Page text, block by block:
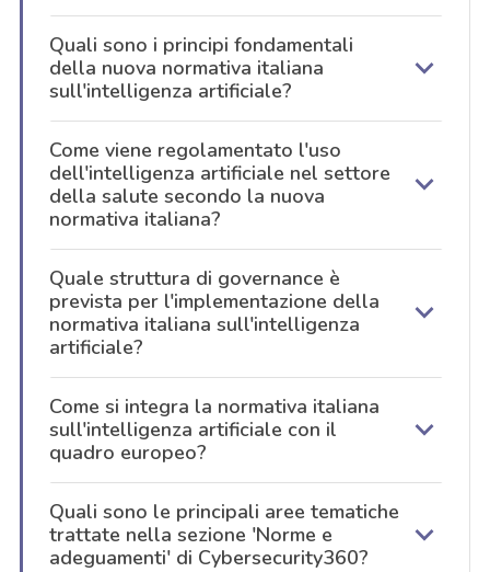
Quali sono i principi fondamentali
della nuova normativa italiana
sull'intelligenza artificiale?
Come viene regolamentato l'uso
dell'intelligenza artificiale nel settore
della salute secondo la nuova
normativa italiana?
Quale struttura di governance è
prevista per l'implementazione della
normativa italiana sull'intelligenza
artificiale?
Come si integra la normativa italiana
sull'intelligenza artificiale con il
quadro europeo?
Quali sono le principali aree tematiche
trattate nella sezione 'Norme e
adeguamenti' di Cybersecurity360?